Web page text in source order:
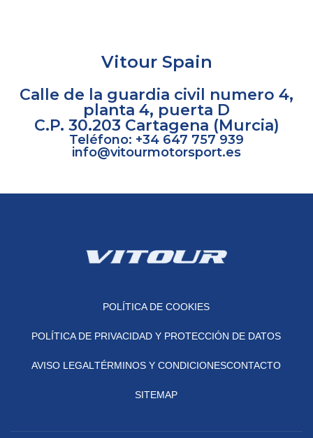
Vitour Spain
Calle de la guardia civil numero 4,
planta 4, puerta D
C.P. 30.203 Cartagena (Murcia)
Teléfono: +34 647 757 939
info@vitourmotorsport.es
POLÍTICA DE COOKIES
POLÍTICA DE PRIVACIDAD Y PROTECCIÓN DE DATOS
AVISO LEGALTÉRMINOS Y CONDICIONESCONTACTO
SITEMAP